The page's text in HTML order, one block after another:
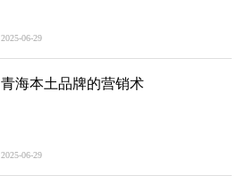
2025-06-29
青海本土品牌的营销术
2025-06-29